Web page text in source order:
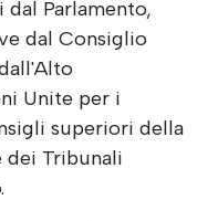
Parlamento,
dal Consiglio
Unite per i
superiori della
dei Tribunali